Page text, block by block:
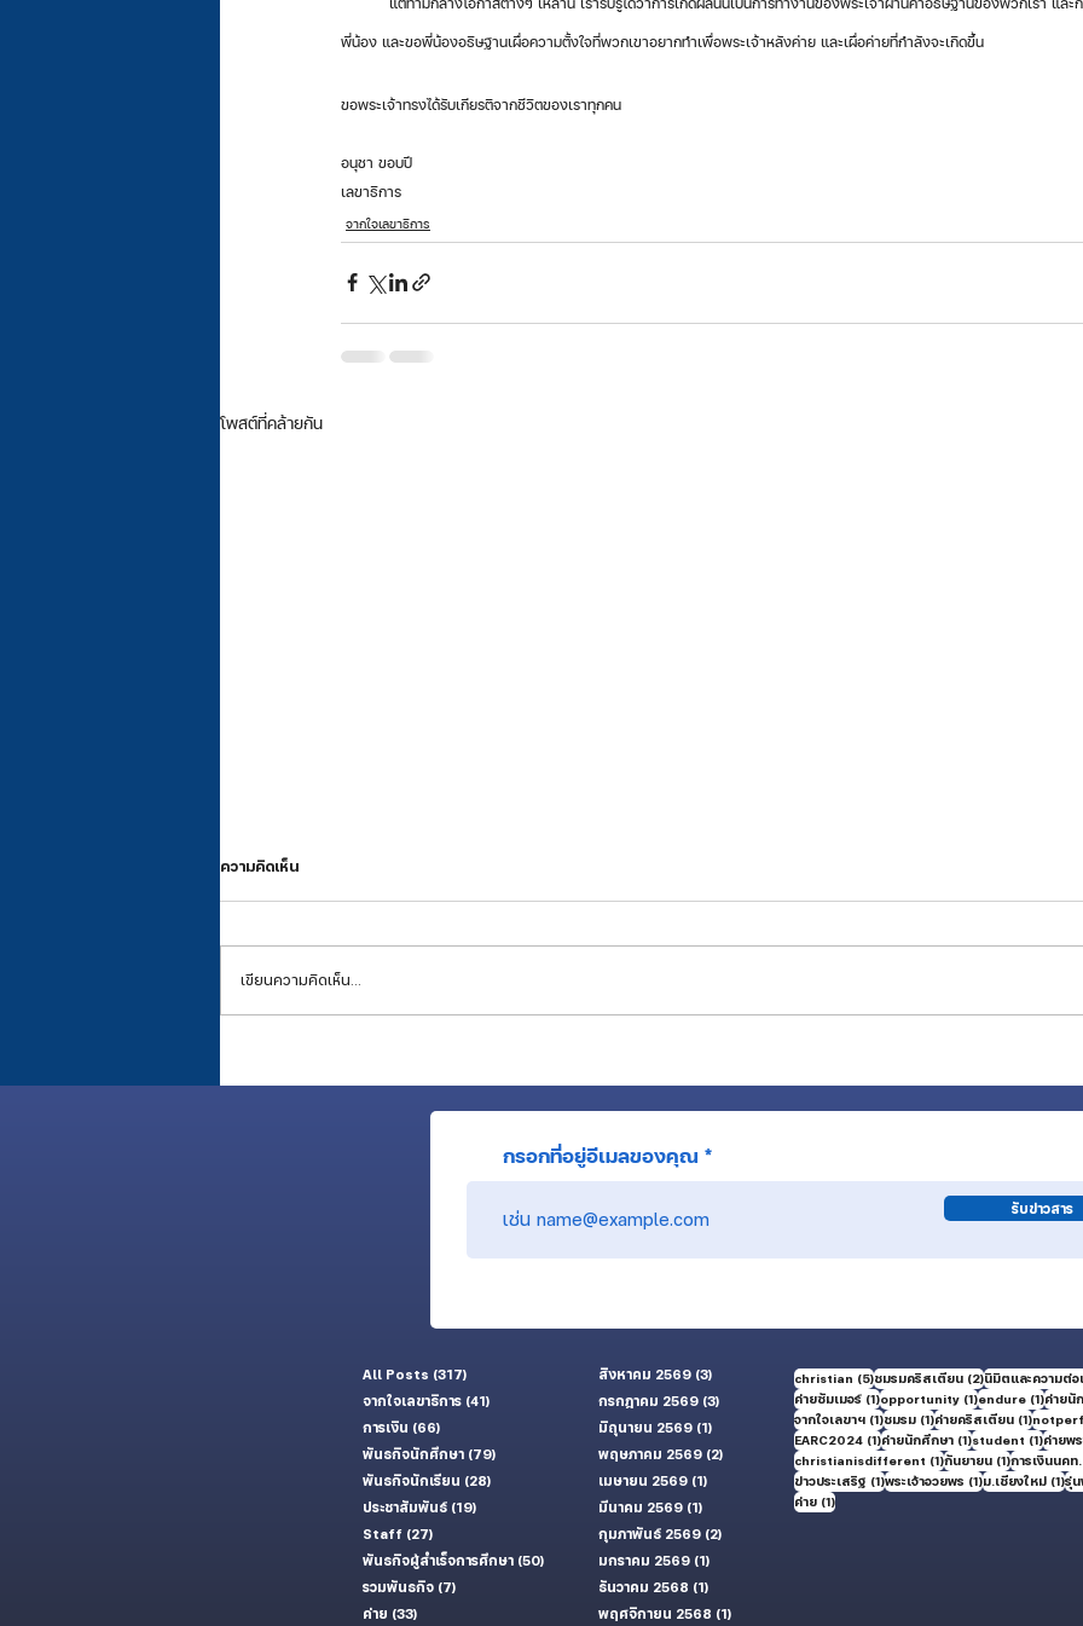
พี่น้อง และขอพี่น้องอธิษฐานเผื่อความตั้งใจที่พวกเขาอยากทำเพื่อพระเจ้าหลังค่าย และเผื่อค่ายที่กำลังจะเกิดขึ้น
ขอพระเจ้าทรงได้รับเกียรติจากชีวิตของเราทุกคน
อนุชา ขอบปี
เลขาธิการ
จากใจเลขาธิการ
โพสต์ที่คล้ายกัน
ความคิดเห็น
เขียนความคิดเห็น…
กรอกที่อยู่อีเมลของคุณ
รับข่าวสาร
All Posts (317)
จากใจเลขาธิการ (41)
การเงิน (66)
พันธกิจนักศึกษา (79)
พันธกิจนักเรียน (28)
ประชาสัมพันธ์ (19)
Staff (27)
พันธกิจผู้สำเร็จการศึกษา (50)
รวมพันธกิจ (7)
ค่าย (33)
สิงหาคม 2569 (3)
กรกฎาคม 2569 (3)
มิถุนายน 2569 (1)
พฤษภาคม 2569 (2)
เมษายน 2569 (1)
มีนาคม 2569 (1)
กุมภาพันธ์ 2569 (2)
มกราคม 2569 (1)
ธันวาคม 2568 (1)
พฤศจิกายน 2568 (1)
christian (5)5 กระทู้
ชมรมคริสเตียน (2)2 กระทู้
นิมิตและความต่อ
ค่ายซัมเมอร์ (1)1 กระทู้
opportunity (1)1 กระทู้
endure (1)1 กระทู้
ค่ายนั
จากใจเลขาฯ (1)1 กระทู้
ชมรม (1)1 กระทู้
ค่ายคริสเตียน (1)1 กระทู้
EARC2024 (1)1 กระทู้
ค่ายนักศึกษา (1)1 กระทู้
student (1)1 กระทู้
ค่ายพ
christianisdifferent (1)1 กระทู้
กันยายน (1)1 กระทู้
การเงินนคท.
ข่าวประเสริฐ (1)1 กระทู้
พระเจ้าอวยพร (1)1 กระทู้
ม.เชียงใหม่ (1)1รุ่
ค่าย (1)1 กระทู้